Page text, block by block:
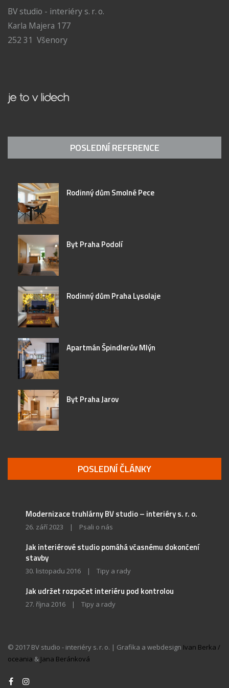
BV studio - interiéry s. r. o.
Karla Majera 177
252 31 Všenory
POSLEDNÍ REFERENCE
Rodinný dům Smolné Pece
Byt Praha Podolí
Rodinný dům Praha Lysolaje
Apartmán Špindlerův Mlýn
Byt Praha Jarov
POSLEDNÍ ČLÁNKY
Modernizace truhlárny BV studio – interiéry s. r. o.
26. září 2023 | Psali o nás
Jak interiérové studio pomáhá včasnému dokončení
stavby
30. listopadu 2016 | Tipy a rady
Jak udržet rozpočet interiéru pod kontrolou
27. října 2016 | Tipy a rady
© 2017 BV studio - interiéry s. r. o. | Grafika a webdesign Ivan Berka /
oceania & Jana Beránková